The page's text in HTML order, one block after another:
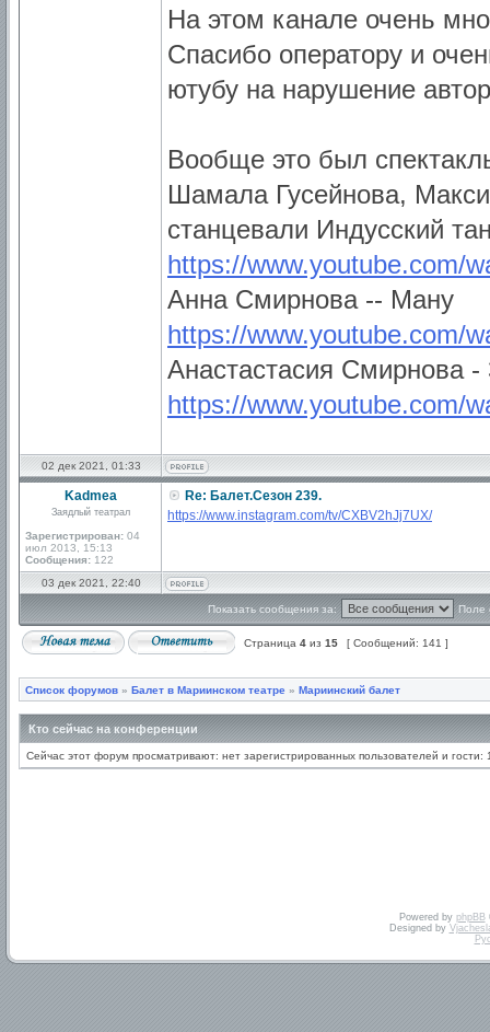
На этом канале очень
Спасибо оператору и
ютубу на нарушение
Вообще это был
Шамала Гусейнова,
станцевали Индусский
https://www.youtube.com/
Анна Смирнова -- Ману
https://www.youtube.com/
Анастастасия Смирнова
https://www.youtube.com/
02 дек 2021, 01:33
Kadmea
Заядлый театрал
Зарегистрирован: 04
июл 2013, 15:13
Сообщения: 122
Re: Балет.Сезон 239.
https://www.instagram.com/tv/CXBV2hJj7UX/
03 дек 2021, 22:40
Показать сообщения за: Поле
Страница 4 из 15 [ Сообщений: 141 ]
Список форумов » Балет в Мариинском театре » Мариинский балет
Кто сейчас на конференции
Сейчас этот форум просматривают: нет зарегистрированных пользователей и гости:
Powered by phpBB
Designed by